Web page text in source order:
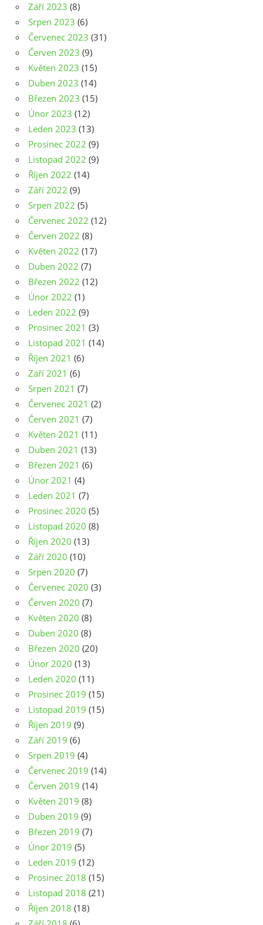
Září 2023 (8)
Srpen 2023 (6)
Červenec 2023 (31)
Červen 2023 (9)
Květen 2023 (15)
Duben 2023 (14)
Březen 2023 (15)
Únor 2023 (12)
Leden 2023 (13)
Prosinec 2022 (9)
Listopad 2022 (9)
Říjen 2022 (14)
Září 2022 (9)
Srpen 2022 (5)
Červenec 2022 (12)
Červen 2022 (8)
Květen 2022 (17)
Duben 2022 (7)
Březen 2022 (12)
Únor 2022 (1)
Leden 2022 (9)
Prosinec 2021 (3)
Listopad 2021 (14)
Říjen 2021 (6)
Září 2021 (6)
Srpen 2021 (7)
Červenec 2021 (2)
Červen 2021 (7)
Květen 2021 (11)
Duben 2021 (13)
Březen 2021 (6)
Únor 2021 (4)
Leden 2021 (7)
Prosinec 2020 (5)
Listopad 2020 (8)
Říjen 2020 (13)
Září 2020 (10)
Srpen 2020 (7)
Červenec 2020 (3)
Červen 2020 (7)
Květen 2020 (8)
Duben 2020 (8)
Březen 2020 (20)
Únor 2020 (13)
Leden 2020 (11)
Prosinec 2019 (15)
Listopad 2019 (15)
Říjen 2019 (9)
Září 2019 (6)
Srpen 2019 (4)
Červenec 2019 (14)
Červen 2019 (14)
Květen 2019 (8)
Duben 2019 (9)
Březen 2019 (7)
Únor 2019 (5)
Leden 2019 (12)
Prosinec 2018 (15)
Listopad 2018 (21)
Říjen 2018 (18)